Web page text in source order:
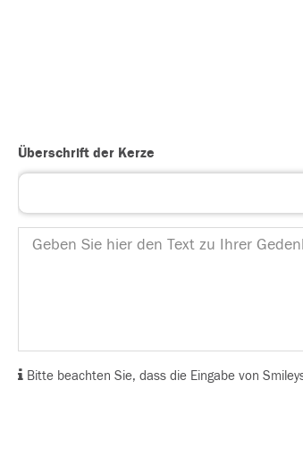
Überschrift der Kerze
Bitte beachten Sie, dass die Eingabe von